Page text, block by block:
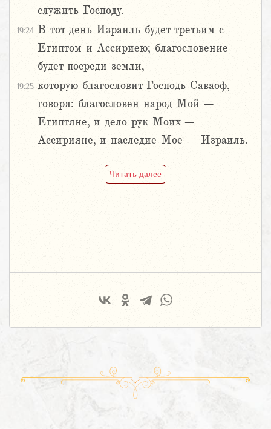
служить Господу.
19:24 В тот день Израиль будет третьим с
Египтом и Ассириею; благословение
будет посреди земли,
19:25 которую благословит Господь Саваоф,
говоря: благословен народ Мой –
Египтяне, и дело рук Моих –
Ассирияне, и наследие Мое – Израиль.
Читать далее